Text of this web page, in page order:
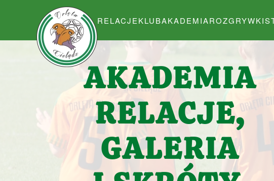
Przejdź do głównej treściRELACJEKLUBAKADEMIAROZGRYWKI
AKADEMIA
RELACJE,
GALERIA